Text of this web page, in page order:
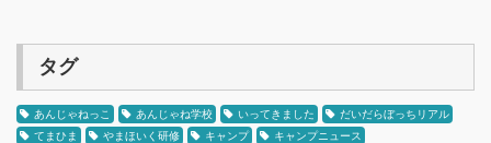
タグ
あんじゃねっこ あんじゃね学校 いってきました
だいだらぼっちリアル
てまひま
やまほいく研修 キャンプ
キャンプニュース